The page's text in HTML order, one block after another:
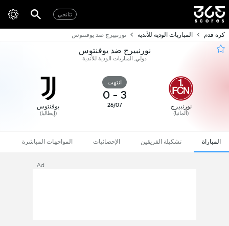
نتائجي
كرة قدم المباريات الودية للأندية نورنبيرج ضد يوفنتوس
نورنبيرج ضد يوفنتوس
دولي, المباريات الودية للأندية
نورنبيرج
(ألمانيا)
انتهت
3
-
0
26/07 يوفنتوس
(إيطاليا)
المباراة تشكيلة الفريقين الإحصائيات المواجهات المباشرة
Ad